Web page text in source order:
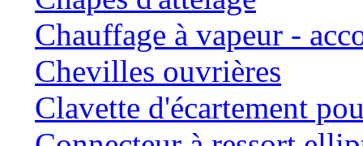
Chauffage à vapeur -
Chevilles ouvrières
Clavette d'écartement